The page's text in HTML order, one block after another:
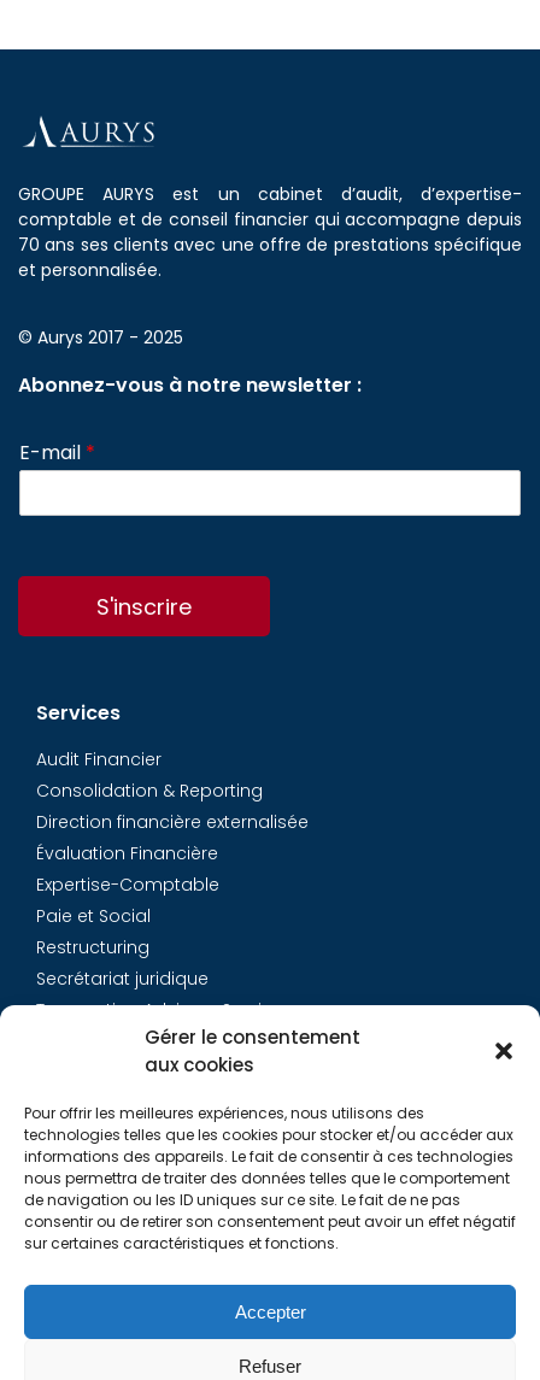
Gérer le consentement
aux cookies
Pour offrir les meilleures expériences, nous utilisons des
technologies telles que les cookies pour stocker et/ou accéder aux
informations des appareils. Le fait de consentir à ces technologies
nous permettra de traiter des données telles que le comportement
de navigation ou les ID uniques sur ce site. Le fait de ne pas
consentir ou de retirer son consentement peut avoir un effet négatif
sur certaines caractéristiques et fonctions.
Accepter
Refuser
GROUPE AURYS est un cabinet d’audit, d’expertise-
comptable et de conseil financier qui accompagne depuis
70 ans ses clients avec une offre de prestations spécifique
et personnalisée.
© Aurys 2017 - 2025
Abonnez-vous à notre newsletter :
E-mail *
S'inscrire
Services
Audit Financier
Consolidation & Reporting
Direction financière externalisée
Évaluation Financière
Expertise-Comptable
Paie et Social
Restructuring
Secrétariat juridique
Transaction Advisory Services
Équipe
Carrières
Contact
Liens utiles
Politique de Cookies (EU)